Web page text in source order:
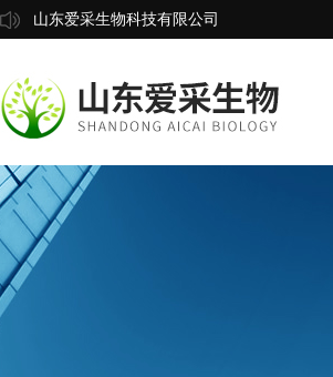
山东爱采生物科技有限公司